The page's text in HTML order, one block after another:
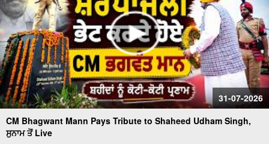
31-07-2026
CM Bhagwant Mann Pays Tribute to Shaheed Udham Singh,
ਸੁਨਾਮ ਤੋਂ Live